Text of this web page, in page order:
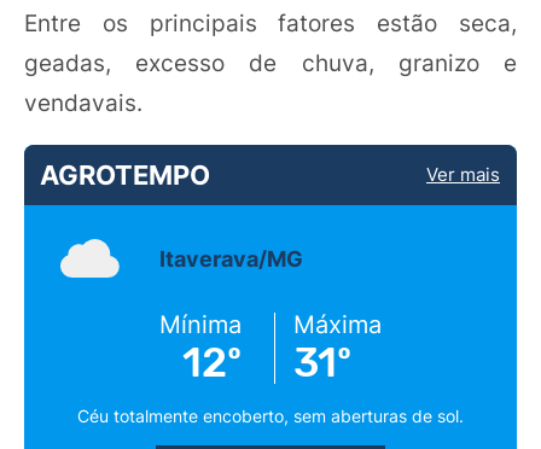
Entre os principais fatores estão seca,
geadas, excesso de chuva, granizo e
vendavais.
AGROTEMPO Ver mais
Itaverava/MG
Mínima
12º
Máxima
31º
Céu totalmente encoberto, sem aberturas de sol.